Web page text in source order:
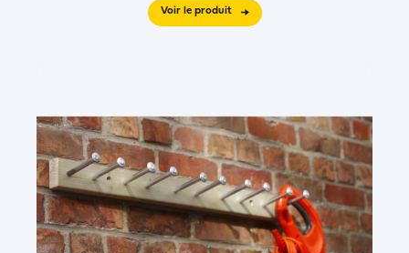
Voir le produit